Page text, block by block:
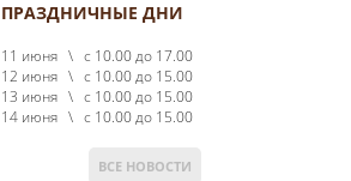
ПРАЗДНИЧНЫЕ ДНИ
11 июня \ с 10.00 до 17.00
12 июня \ с 10.00 до 15.00
13 июня \ с 10.00 до 15.00
14 июня \ с 10.00 до 15.00
ВСЕ НОВОСТИ